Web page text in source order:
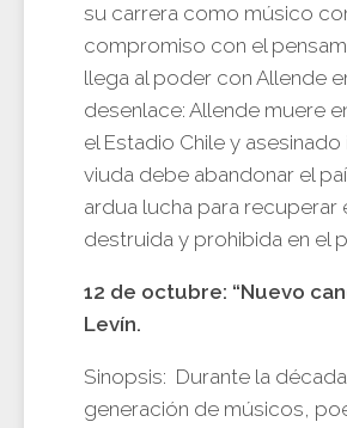
su carrera como músico
compromiso con el
llega al poder con Allende
desenlace: Allende muere
el Estadio Chile y
viuda debe abandonar el
ardua lucha para
destruida y prohibida en el
12 de octubre: “Nuevo
Levín.
Sinopsis: Durante la
generación de músicos,